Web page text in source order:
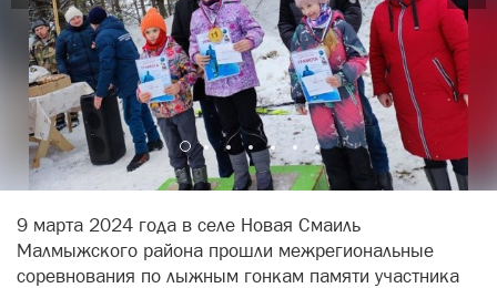
9 марта 2024 года в селе Новая Смаиль
Малмыжского района прошли межрегиональные
соревнования по лыжным гонкам памяти участника